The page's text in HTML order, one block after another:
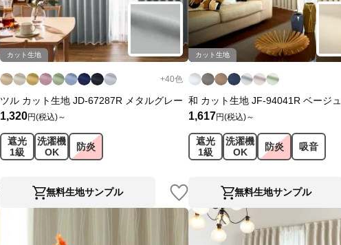
カット生地
+40色
ツル カット生地 JD-67287R メタルグレー
1,320円(税込)～
遮光
1級
洗濯機
OK
防炎
無料生地サンプル
カット生地
和 カット生地 JF-94041R ベージュ
1,617円(税込)～
遮光
1級
洗濯機
OK
防炎 吸音
無料生地サンプル